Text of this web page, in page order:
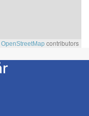
OpenStreetMap contributors